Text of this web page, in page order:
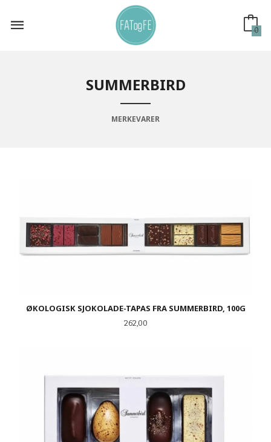
innholdet
0
SUMMERBIRD
MERKEVARER
ØKOLOGISK SJOKOLADE-TAPAS FRA SUMMERBIRD, 100G
Pris
262,00